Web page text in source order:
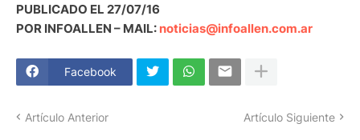
PUBLICADO EL 27/07/16
POR INFOALLEN – MAIL: noticias@infoallen.com.ar
Facebook
Artículo Anterior Artículo Siguiente